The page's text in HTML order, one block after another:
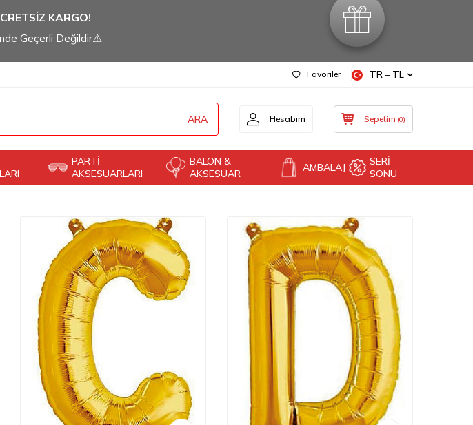
KARGO!
Geçerli Değildir⚠
Favoriler TR − TL
ARA Hesabım Sepetim (0)
PARTİ
AKSESUARLARI
BALON &
AKSESUAR
AMBALAJ
SERİ
SONU